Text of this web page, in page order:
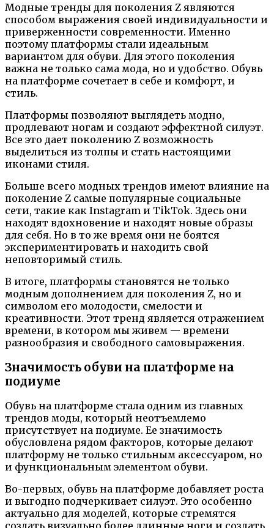
Модные тренды для поколения Z являются
способом выражения своей индивидуальности и
приверженности современности. Именно
поэтому платформы стали идеальным
вариантом для обуви. Для этого поколения
важна не только сама мода, но и удобство. Обувь
на платформе сочетает в себе и комфорт, и
стиль.
Платформы позволяют выглядеть модно,
продлевают ногам и создают эффектной силуэт.
Все это дает поколению Z возможность
выделиться из толпы и стать настоящими
иконами стиля.
Больше всего модных трендов имеют влияние на
поколение Z самые популярные социальные
сети, такие как Instagram и TikTok. Здесь они
находят вдохновение и находят новые образы
для себя. Но в то же время они не боятся
экспериментировать и находить свой
неповторимый стиль.
В итоге, платформы становятся не только
модным дополнением для поколения Z, но и
символом его молодости, смелости и
креативности. Этот тренд является отражением
времени, в котором мы живем — времени
разнообразия и свободного самовыражения.
Значимость обуви на платформе на
подиуме
Обувь на платформе стала одним из главных
трендов моды, который неотъемлемо
присутствует на подиуме. Ее значимость
обусловлена рядом факторов, которые делают
платформу не только стильным аксессуаром, но
и функциональным элементом обуви.
Во-первых, обувь на платформе добавляет роста
и выгодно подчеркивает силуэт. Это особенно
актуально для моделей, которые стремятся